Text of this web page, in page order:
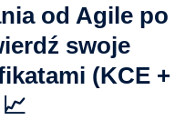
od Agile po
swoje
(KCE +